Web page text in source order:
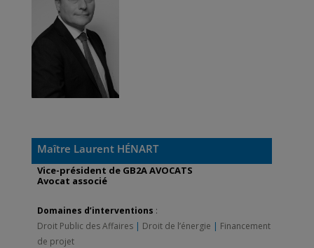
Maître Laurent HÉNART
Vice-président de GB2A AVOCATS
Avocat associé
Domaines d’interventions :
Droit Public des Affaires | Droit de l’énergie | Financement
de projet